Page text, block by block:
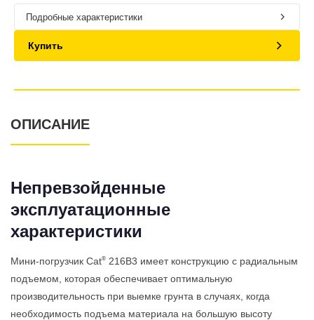
Подробные характеристики
Купить
ОПИСАНИЕ
Непревзойденные
эксплуатационные
характеристики
Мини-погрузчик Cat® 216B3 имеет конструкцию с радиальным
подъемом, которая обеспечивает оптимальную
производительность при выемке грунта в случаях, когда
необходимость подъема материала на большую высоту